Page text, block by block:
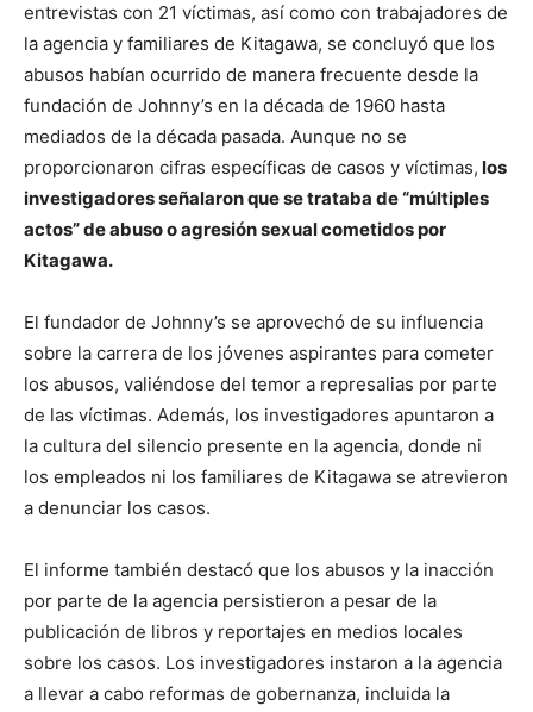
entrevistas con 21 víctimas, así como con trabajadores de
la agencia y familiares de Kitagawa, se concluyó que los
abusos habían ocurrido de manera frecuente desde la
fundación de Johnny’s en la década de 1960 hasta
mediados de la década pasada. Aunque no se
proporcionaron cifras específicas de casos y víctimas, los
investigadores señalaron que se trataba de “múltiples
actos” de abuso o agresión sexual cometidos por
Kitagawa.
El fundador de Johnny’s se aprovechó de su influencia
sobre la carrera de los jóvenes aspirantes para cometer
los abusos, valiéndose del temor a represalias por parte
de las víctimas. Además, los investigadores apuntaron a
la cultura del silencio presente en la agencia, donde ni
los empleados ni los familiares de Kitagawa se atrevieron
a denunciar los casos.
El informe también destacó que los abusos y la inacción
por parte de la agencia persistieron a pesar de la
publicación de libros y reportajes en medios locales
sobre los casos. Los investigadores instaron a la agencia
a llevar a cabo reformas de gobernanza, incluida la